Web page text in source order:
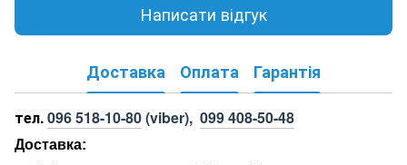
Написати відгук
Доставка Оплата Гарантія
тел.096 518-10-80(viber), 099 408-50-48
Доставка: